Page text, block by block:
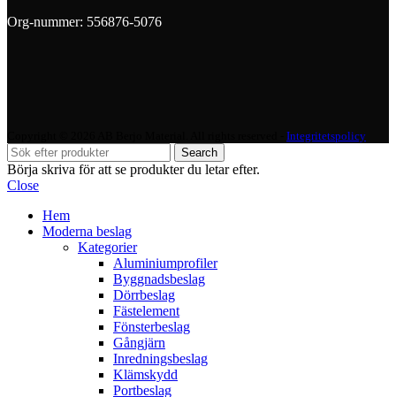
Org-nummer: 556876-5076
Integritetspolicy
Search
Börja skriva för att se produkter du letar efter.
Close
Hem
Moderna beslag
Kategorier
Aluminiumprofiler
Byggnadsbeslag
Dörrbeslag
Fästelement
Fönsterbeslag
Gångjärn
Inredningsbeslag
Klämskydd
Portbeslag